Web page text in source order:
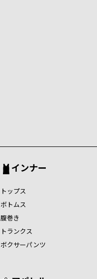
インナー
トップス
ボトムス
腹巻き
トランクス
ボクサーパンツ